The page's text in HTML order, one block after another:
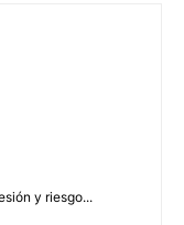
y riesgo...